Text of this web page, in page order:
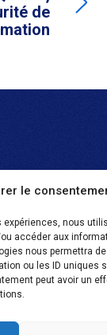
le
expériences, nous
accéder aux
nous permettra
ou les ID uniques
peut avoir un
de